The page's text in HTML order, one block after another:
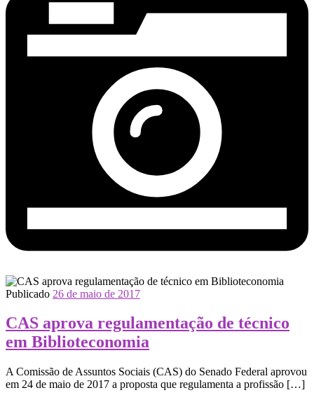
Publicado 26 de maio de 2017
CAS aprova regulamentação de técnico
em Biblioteconomia
A Comissão de Assuntos Sociais (CAS) do Senado Federal aprovou
em 24 de maio de 2017 a proposta que regulamenta a profissão […]